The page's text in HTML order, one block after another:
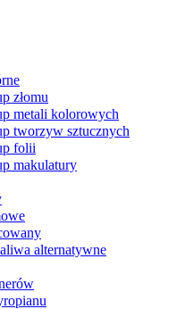
złomu
metali kolorowych
tworzyw sztucznych
folii
makulatury
alternatywne